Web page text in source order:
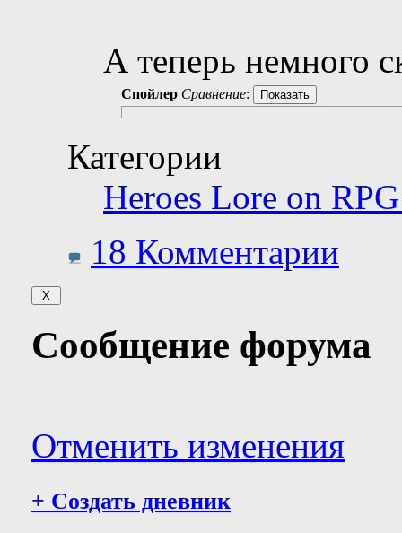
А теперь немного
Спойлер Сравнение:
Категории
Heroes Lore on
18 Комментарии
Сообщение форума
Отменить изменения
+ Создать дневник